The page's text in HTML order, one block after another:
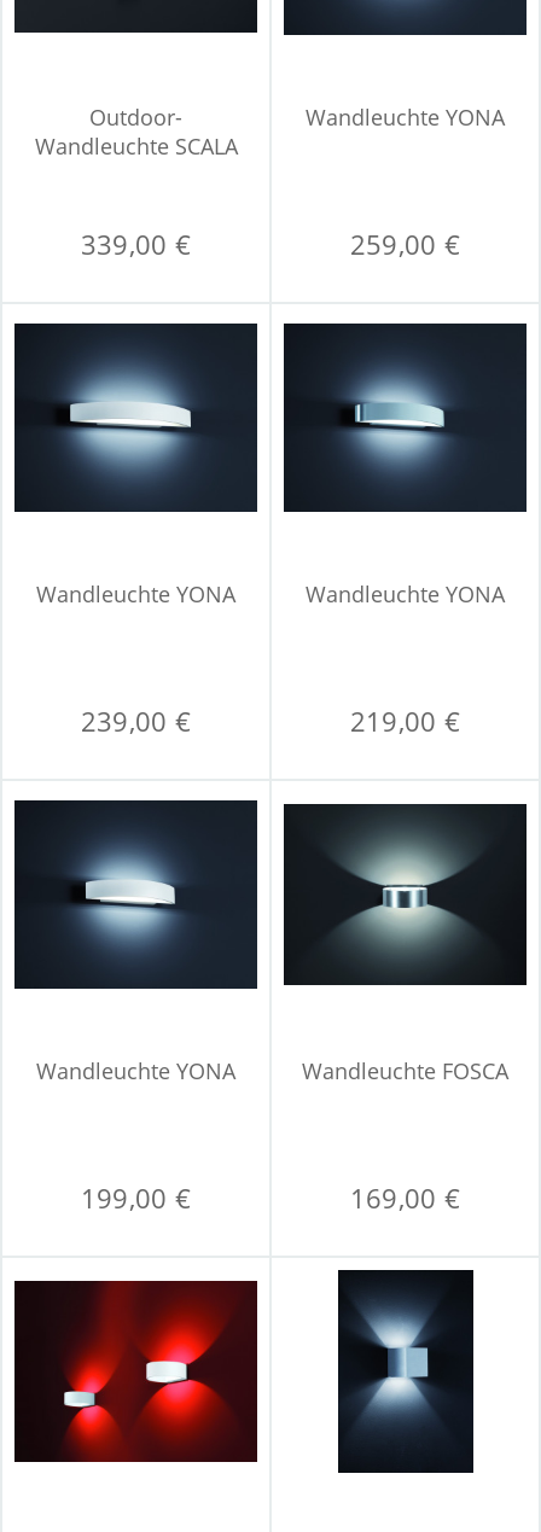
Outdoor-
Wandleuchte SCALA
339,00 €
Wandleuchte YONA
259,00 €
Wandleuchte YONA
239,00 €
Wandleuchte YONA
219,00 €
Wandleuchte YONA
199,00 €
Wandleuchte FOSCA
169,00 €